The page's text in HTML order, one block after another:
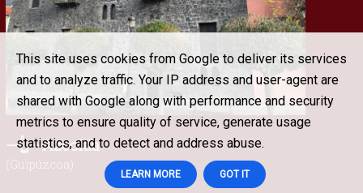
—👆—Azcoitia
(Guipúzcoa)
This site uses cookies from Google to deliver its services
and to analyze traffic. Your IP address and user-agent are
shared with Google along with performance and security
metrics to ensure quality of service, generate usage
statistics, and to detect and address abuse.
LEARN MORE GOT IT